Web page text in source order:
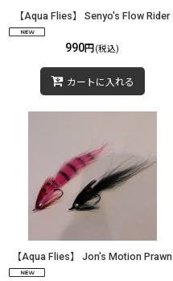
【Aqua Flies】 Senyo's Flow Rider
990円 (税込)
カートに入れる
【Aqua Flies】 Jon's Motion Prawn